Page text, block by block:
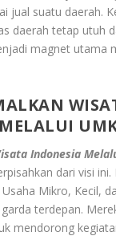
jual suatu daerah.
daerah tetap utuh
magnet utama
MELALUI
Indonesia
dari visi ini.
Mikro, Kecil,
terdepan.
mendorong